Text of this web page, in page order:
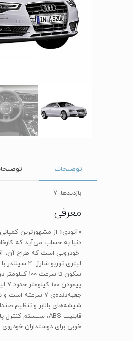
توضیحات
بازدیدها: 7
معرفی
خوبی برای دوستداران